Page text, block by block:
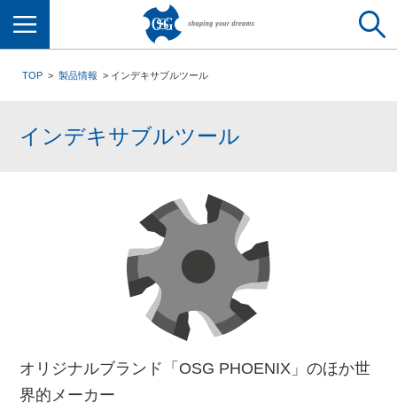
TOP 製品情報 インデキサブルツール
インデキサブルツール
オリジナルブランド「OSG PHOENIX」のほか世
界的メーカー